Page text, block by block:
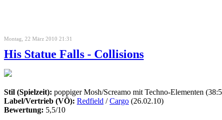
Montag, 22 März 2010 21:31
His Statue Falls - Collisions
Stil (Spielzeit): poppiger Mosh/Screamo mit Techno-Elementen
Label/Vertrieb (VÖ): Redfield /Cargo (26.02.10)
Bewertung: 5,5/10